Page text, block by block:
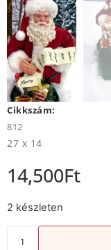
Cikkszám:
812
27 x 14
14,500Ft
2 készleten